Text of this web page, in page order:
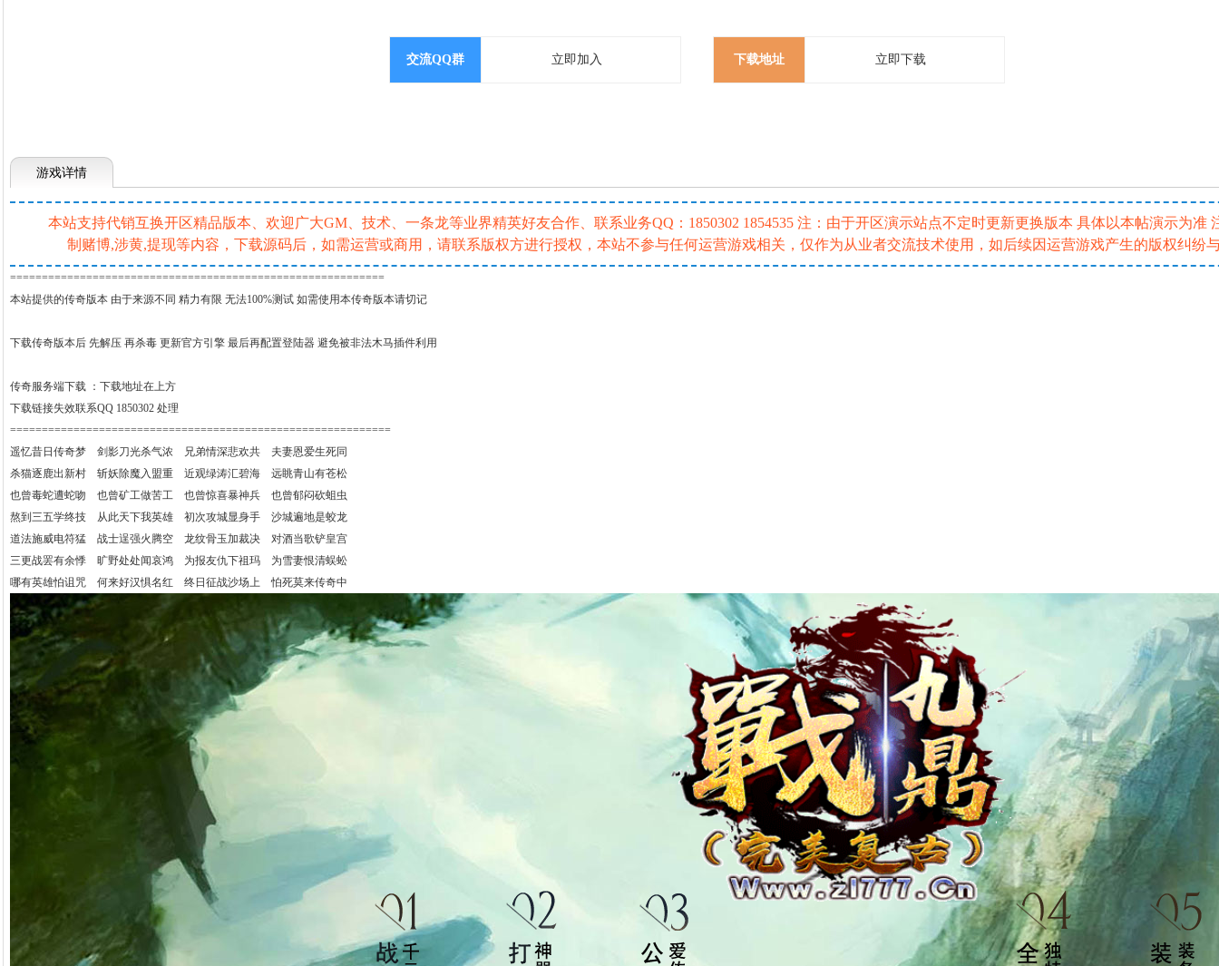
交流QQ群 立即加入 下载地址 立即下载
游戏详情
本站支持代销互换开区精品版本、欢迎广大GM、技术、一条龙等业界精英好友合作、联系业务QQ：1850302 1854535 注：由于开区演示站点不定时更新更换版本 具体以本帖演示为准
制赌博,涉黄,提现等内容，下载源码后，如需运营或商用，请联系版权方进行授权，本站不参与任何运营游戏相关，仅作为从业者交流技术使用，如后续因运营游戏产生的版权纠纷
===========================================================
本站提供的传奇版本 由于来源不同 精力有限 无法100%测试 如需使用本传奇版本请切记
下载传奇版本后 先解压 再杀毒 更新官方引擎 最后再配置登陆器 避免被非法木马插件利用
传奇服务端下载 ：下载地址在上方
下载链接失效联系QQ 1850302 处理
============================================================
遥忆昔日传奇梦 剑影刀光杀气浓 兄弟情深悲欢共 夫妻恩爱生死同
杀猫逐鹿出新村 斩妖除魔入盟重 近观绿涛汇碧海 远眺青山有苍松
也曾毒蛇遭蛇吻 也曾矿工做苦工 也曾惊喜暴神兵 也曾郁闷砍蛆虫
熬到三五学终技 从此天下我英雄 初次攻城显身手 沙城遍地是蛟龙
道法施威电符猛 战士逞强火腾空 龙纹骨玉加裁决 对酒当歌铲皇宫
三更战罢有余悸 旷野处处闻哀鸿 为报友仇下祖玛 为雪妻恨清蜈蚣
哪有英雄怕诅咒 何来好汉惧名红 终日征战沙场上 怕死莫来传奇中